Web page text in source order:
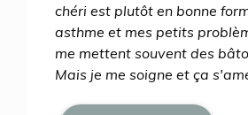
chéri est plutôt en bonne
asthme et mes petits
me mettent souvent des
Mais je me soigne et ça